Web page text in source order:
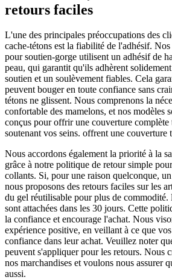
retours faciles
L'une des principales préoccupations des
cache-tétons est la fiabilité de l'adhésif.
pour soutien-gorge utilisent un adhésif de
peau, qui garantit qu'ils adhèrent
soutien et un soulèvement fiables. Cela
peuvent bouger en toute confiance sans
tétons ne glissent. Nous comprenons la
confortable des mamelons, et nos modèles
conçus pour offrir une couverture complète
soutenant vos seins. offrent une couverture
Nous accordons également la priorité à la
grâce à notre politique de retour simple
collants. Si, pour une raison quelconque,
nous proposons des retours faciles sur les
du gel réutilisable pour plus de commodité.
sont attachées dans les 30 jours. Cette
la confiance et encourage l'achat. Nous
expérience positive, en veillant à ce que
confiance dans leur achat. Veuillez noter
peuvent s'appliquer pour les retours. Nous
nos marchandises et voulons nous assurer
aussi.